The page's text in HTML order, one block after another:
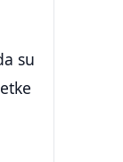
su